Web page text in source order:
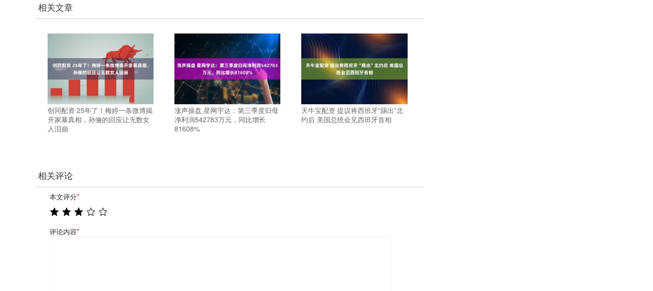
相关文章
创同配资 25年了！梅婷一条微博揭
开家暴真相，孙俪的回应让无数女
人泪崩
涨声操盘 星网宇达：第三季度归母
净利润542783万元，同比增长
81608%
天牛宝配资 提议将西班牙“踢出”北
约后 美国总统会见西班牙首相
相关评论
本文评分*
评论内容*